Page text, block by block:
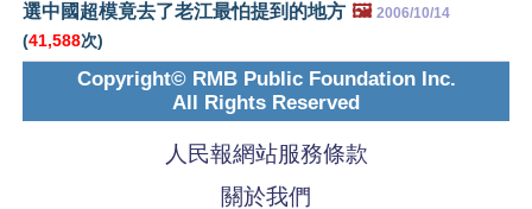
選中國超模竟去了老江最怕提到的地方 🖼️ 2006/10/14
(41,588次)
Copyright© RMB Public Foundation Inc.
All Rights Reserved
人民報網站服務條款
關於我們